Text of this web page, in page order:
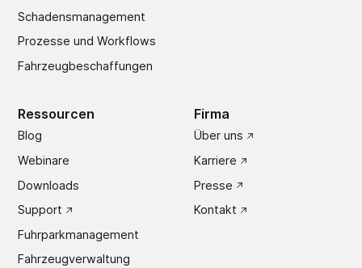
Schadens­management
Prozesse und Workflows
Fahrzeugbeschaffungen
Ressourcen
Blog
Webinare
Downloads
Support
Fuhrparkmanagement
Fahrzeugverwaltung
Firma
Über uns
Karriere
Presse
Kontakt